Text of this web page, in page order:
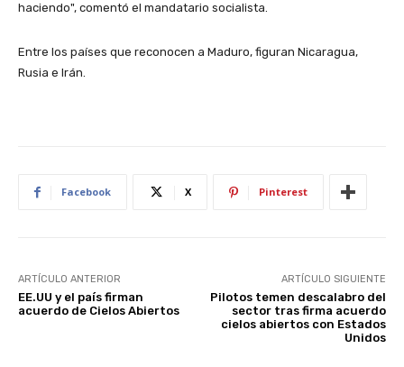
haciendo", comentó el mandatario socialista.
Entre los países que reconocen a Maduro, figuran Nicaragua,
Rusia e Irán.
Facebook X Pinterest
ARTÍCULO ANTERIOR
EE.UU y el país firman
acuerdo de Cielos Abiertos
ARTÍCULO SIGUIENTE
Pilotos temen descalabro del
sector tras firma acuerdo
cielos abiertos con Estados
Unidos